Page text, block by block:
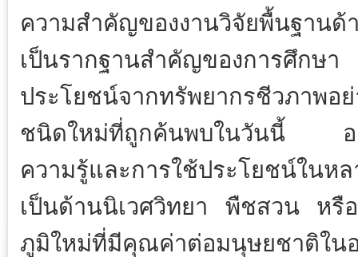
ความสำคัญของงานวิจัยพื้นฐา
เป็นรากฐานสำคัญของการศึกษ
ประโยชน์จากทรัพยากรชีวภาพ
ชนิดใหม่ที่ถูกค้นพบในวันนี้ อา
ความรู้และการใช้ประโยชน์ใน
เป็นด้านนิเวศวิทยา พืชสวน หรื
ภูมิใหม่ที่มีคุณค่าต่อมนุษยชาติใน